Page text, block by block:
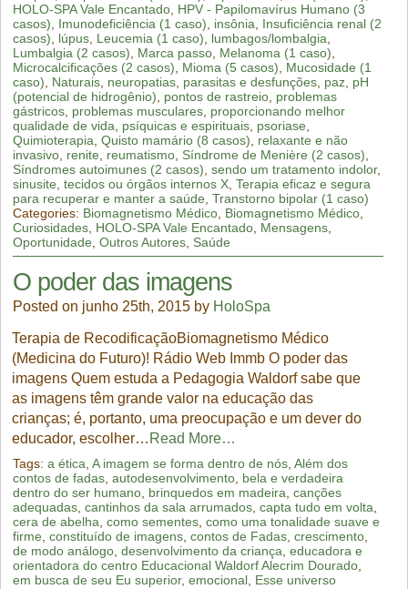
HOLO-SPA Vale Encantado, HPV - Papilomavírus Humano (3
casos)
Imunodeficiência (1 caso) insônia
Insuficiência renal (2
casos)
lúpus, Leucemia (1 caso) lumbagos/lombalgia
Lumbalgia (2 casos)
Marca passo, Melanoma (1 caso)
Microcalcificações (2 casos)
Mioma (5 casos)
Mucosidade (1
caso)
Naturais, neuropatias, parasitas e desfunções, paz, pH
(potencial de hidrogênio)
pontos de rastreio, problemas
gástricos, problemas musculares, proporcionando melhor
qualidade de vida
psíquicas e espirituais, psoriase
Quimioterapia Quisto mamário (8 casos)
relaxante e não
invasivo, renite reumatismo, Síndrome de Menière (2 casos)
Síndromes autoimunes (2 casos) sendo um tratamento indolor,
sinusite tecidos ou órgãos internos X, Terapia eficaz e segura
para recuperar e manter a saúde Transtorno bipolar (1 caso)
Categories: Biomagnetismo Médico, Biomagnetismo Médico,
Curiosidades, HOLO-SPA Vale Encantado, Mensagens,
Oportunidade Outros Autores, Saúde
O poder das imagens
Posted on junho 25th, 2015 by HoloSpa
Terapia de RecodificaçãoBiomagnetismo Médico
(Medicina do Futuro)! Rádio Web Immb O poder das
imagens Quem estuda a Pedagogia Waldorf sabe que
as imagens têm grande valor na educação das
crianças; é, portanto, uma preocupação e um dever do
educador, escolher… Read More…
Tags: a ética, A imagem se forma dentro de nós, Além dos
contos de fadas, autodesenvolvimento, bela e verdadeira
dentro do ser humano, brinquedos em madeira, canções
adequadas, cantinhos da sala arrumados, capta tudo em volta,
cera de abelha, como sementes, como uma tonalidade suave e
firme, constituído de imagens, contos de Fadas, crescimento,
de modo análogo, desenvolvimento da criança, educadora e
orientadora do centro Educacional Waldorf Alecrim Dourado,
em busca de seu Eu superior, emocional, Esse universo